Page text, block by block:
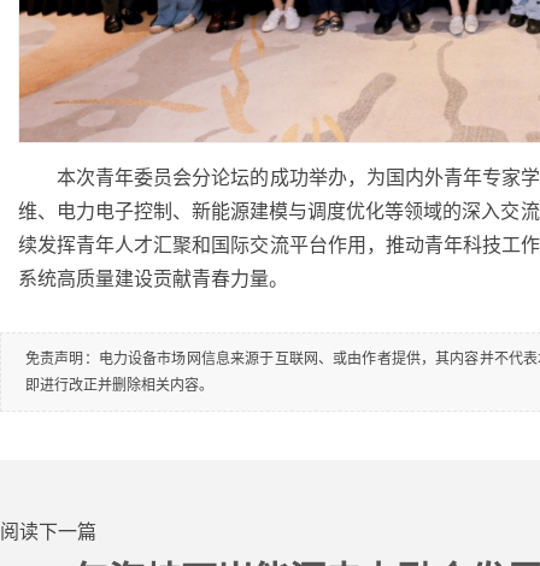
本次青年委员会分论坛的成功举办，为国内外青年专家
维、电力电子控制、新能源建模与调度优化等领域的深入交
续发挥青年人才汇聚和国际交流平台作用，推动青年科技工
系统高质量建设贡献青春力量。
免责声明：电力设备市场网信息来源于互联网、或由作者提供，其内容并不代
即进行改正并删除相关内容。
阅读下一篇